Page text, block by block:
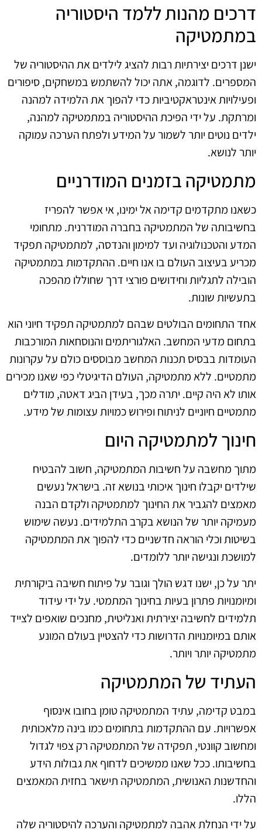
דרכים מהנות ללמד היסטוריה
במתמטיקה
ישנן דרכים יצירתיות רבות להציג לילדים את ההיסטוריה של
המספרים. לדוגמה, אתה יכול להשתמש במשחקים, סיפורים
ופעילויות אינטראקטיביות כדי להפוך את הלמידה למהנה
ומרתקת. על ידי הפיכת ההיסטוריה במתמטיקה למהנה,
ילדים נוטים יותר לשמור על המידע ולפתח הערכה עמוקה
יותר לנושא.
מתמטיקה בזמנים המודרניים
כשאנו מתקדמים קדימה אל ימינו, אי אפשר להפריז
בחשיבותה של המתמטיקה בחברה המודרנית. מתחומי
המדע והטכנולוגיה ועד למימון והנדסה, למתמטיקה תפקיד
מכריע בעיצוב העולם בו אנו חיים. ההתקדמות במתמטיקה
הובילה לתגליות וחידושים פורצי דרך שחוללו מהפכה
בתעשיות שונות.
אחד התחומים הבולטים שבהם למתמטיקה תפקיד חיוני הוא
בתחום מדעי המחשב. האלגוריתמים והנוסחאות המורכבות
העומדות בבסיס תכנות המחשב מבוססים כולם על עקרונות
מתמטיים. ללא מתמטיקה, העולם הדיגיטלי כפי שאנו מכירים
אותו לא היה קיים. יתרה מכך, בעידן הביג דאטה, מודלים
מתמטיים חיוניים לניתוח ופירוש כמויות עצומות של מידע.
חינוך למתמטיקה היום
מתוך מחשבה על חשיבות המתמטיקה, חשוב להבטיח
שילדים יקבלו חינוך איכותי בנושא זה. בישראל נעשים
מאמצים להגביר את החינוך למתמטיקה ולקדם הבנה
מעמיקה יותר של הנושא בקרב התלמידים. נעשה שימוש
בשיטות וכלי הוראה חדשניים כדי להפוך את המתמטיקה
למושכת ונגישה יותר ללומדים.
יתר על כן, ישנו דגש הולך וגובר על פיתוח חשיבה ביקורתית
ומיומנויות פתרון בעיות בחינוך המתמטי. על ידי עידוד
תלמידים לחשיבה יצירתית ואנליטית, מחנכים שואפים לצייד
אותם במיומנויות הדרושות כדי להצטיין בעולם המונע
מתמטיקה יותר ויותר.
העתיד של המתמטיקה
במבט קדימה, עתיד המתמטיקה טומן בחובו אינסוף
אפשרויות. עם ההתקדמות בתחומים כמו בינה מלאכותית
ומחשוב קוונטי, תפקידה של המתמטיקה רק צפוי לגדול
בחשיבותו. ככל שאנו ממשיכים לדחוף את גבולות הידע
והחדשנות האנושית, המתמטיקה תישאר בחזית המאמצים
הללו.
על ידי הנחלת אהבה למתמטיקה והערכה להיסטוריה שלה